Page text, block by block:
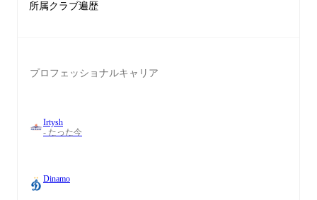
所属クラブ遍歴
プロフェッショナルキャリア
Irtysh
- たった今
Dinamo